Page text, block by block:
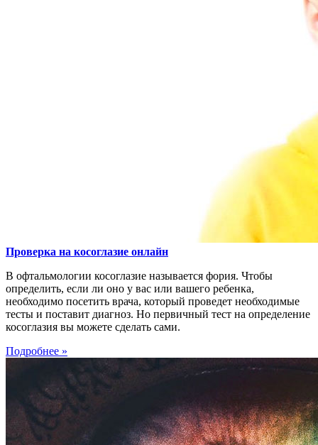
Проверка на косоглазие онлайн
В офтальмологии косоглазие называется фория. Чтобы
определить, если ли оно у вас или вашего ребенка,
необходимо посетить врача, который проведет необходимые
тесты и поставит диагноз. Но первичный тест на определение
косоглазия вы можете сделать сами.
Подробнее »